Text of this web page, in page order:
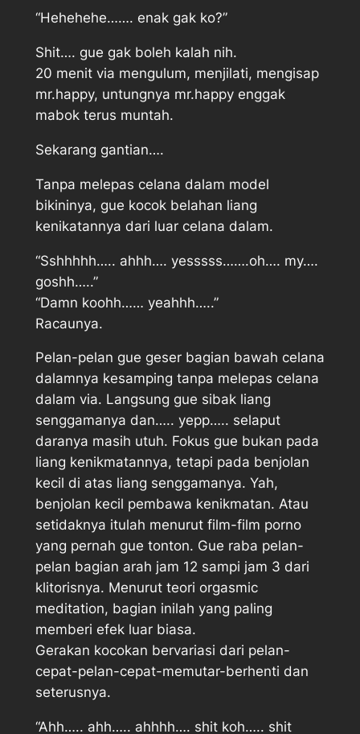
“Hehehehe……. enak gak ko?”
Shit…. gue gak boleh kalah nih.
20 menit via mengulum, menjilati, mengisap
mr.happy, untungnya mr.happy enggak
mabok terus muntah.
Sekarang gantian….
Tanpa melepas celana dalam model
bikininya, gue kocok belahan liang
kenikatannya dari luar celana dalam.
“Sshhhhh….. ahhh…. yesssss…….oh…. my….
goshh…..”
“Damn koohh…… yeahhh…..”
Racaunya.
Pelan-pelan gue geser bagian bawah celana
dalamnya kesamping tanpa melepas celana
dalam via. Langsung gue sibak liang
senggamanya dan….. yepp….. selaput
daranya masih utuh. Fokus gue bukan pada
liang kenikmatannya, tetapi pada benjolan
kecil di atas liang senggamanya. Yah,
benjolan kecil pembawa kenikmatan. Atau
setidaknya itulah menurut film-film porno
yang pernah gue tonton. Gue raba pelan-
pelan bagian arah jam 12 sampi jam 3 dari
klitorisnya. Menurut teori orgasmic
meditation, bagian inilah yang paling
memberi efek luar biasa.
Gerakan kocokan bervariasi dari pelan-
cepat-pelan-cepat-memutar-berhenti dan
seterusnya.
“Ahh….. ahh….. ahhhh…. shit koh….. shit